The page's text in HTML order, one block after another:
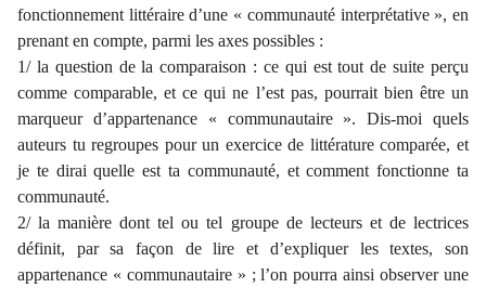
fonctionnement littéraired’une « communauté interprétative », en
prenant en compte, parmi les axes possibles :
1/ la question de la comparaison : ce qui est tout de suite perçu
commecomparable, et ce qui ne l’est pas, pourrait bien être un
marqueur d’appartenance « communautaire ».Dis-moi quels
auteurs tu regroupes pour un exercice de littérature comparée, et
je te dirai quelle est ta communauté, et comment fonctionne ta
communauté.
2/ la manière dont tel ou tel groupe de lecteurs et de lectrices
définit, par sa façon de lire et d’expliquer les textes, son
appartenance « communautaire » ; l’on pourra ainsi observer une